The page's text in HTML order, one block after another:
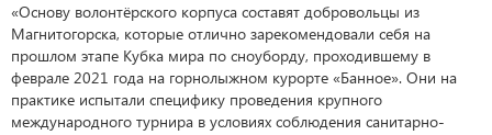
«Основу волонтёрского корпуса составят добровольцы из
Магнитогорска, которые отлично зарекомендовали себя на
прошлом этапе Кубка мира по сноуборду, проходившему в
феврале 2021 года на горнолыжном курорте «Банное». Они на
практике испытали специфику проведения крупного
международного турнира в условиях соблюдения санитарно-